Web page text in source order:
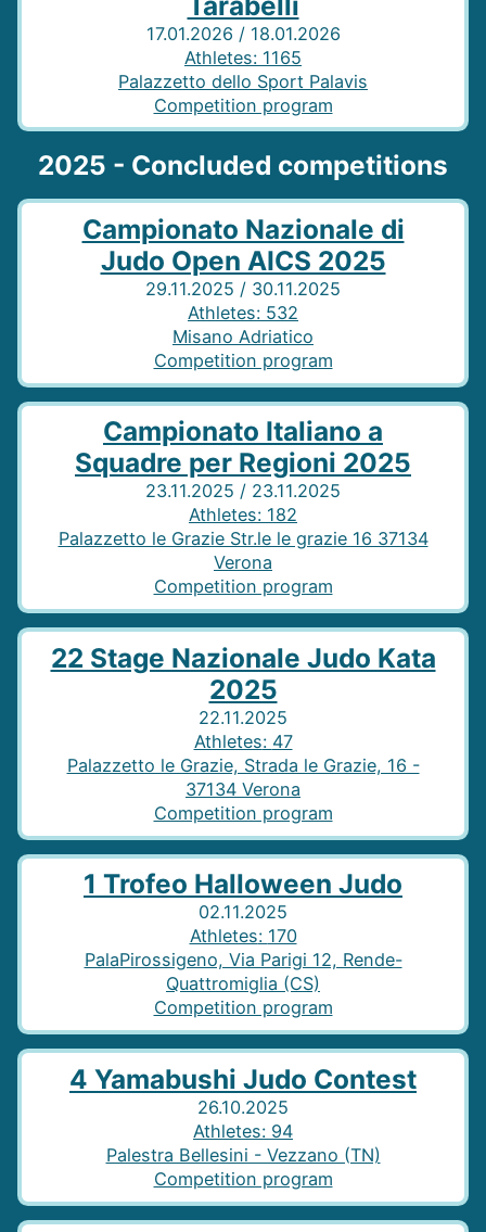
17.01.2026 / 18.01.2026
Athletes: 1165
Palazzetto dello Sport Palavis
Competition program
2025 - Concluded competitions
Campionato Nazionale di
Judo Open AICS 2025
29.11.2025 / 30.11.2025
Athletes: 532
Misano Adriatico
Competition program
Campionato Italiano a
Squadre per Regioni 2025
23.11.2025 / 23.11.2025
Athletes: 182
Palazzetto le Grazie Str.le le grazie 16 37134
Verona
Competition program
22 Stage Nazionale Judo Kata
2025
22.11.2025
Athletes: 47
Palazzetto le Grazie, Strada le Grazie, 16 -
37134 Verona
Competition program
1 Trofeo Halloween Judo
02.11.2025
Athletes: 170
PalaPirossigeno, Via Parigi 12, Rende-
Quattromiglia (CS)
Competition program
4 Yamabushi Judo Contest
26.10.2025
Athletes: 94
Palestra Bellesini - Vezzano (TN)
Competition program